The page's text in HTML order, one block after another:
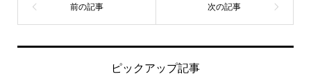
ピックアップ記事